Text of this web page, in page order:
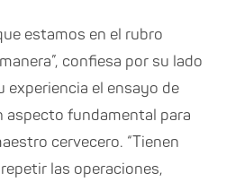
estamos en el rubro
confiesa por su lado
experiencia el ensayo de
aspecto fundamental para
cervecero. “Tienen
las operaciones,